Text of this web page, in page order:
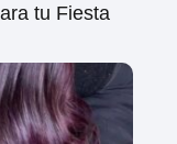
tu Fiesta